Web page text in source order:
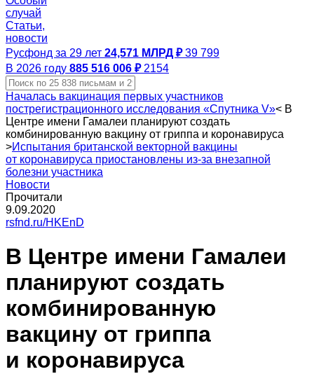
случай
Статьи,
новости
Русфонд за 29 лет 24,571 МЛРД ₽ 39 799
В 2026 году 885 516 006 ₽ 2154
Началась вакцинация первых участников
пострегистрационного исследования «Спутника V»< В
Центре имени Гамалеи планируют создать
комбинированную вакцину от гриппа и коронавируса
>Испытания британской векторной вакцины
от коронавируса приостановлены из-за внезапной
болезни участника
Новости
Прочитали
9.09.2020
rsfnd.ru/HKEnD
В Центре имени Гамалеи
планируют создать
комбинированную
вакцину от гриппа
и коронавируса